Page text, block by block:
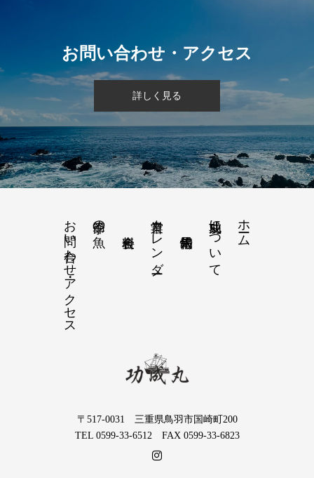
お問い合わせ・アクセス
詳しく見る
ホーム
功成丸について
営業カレンダー
季節の魚
お問い合わせ・アクセス
〒517-0031 三重県鳥羽市国崎町200
TEL 0599-33-6512 FAX 0599-33-6823